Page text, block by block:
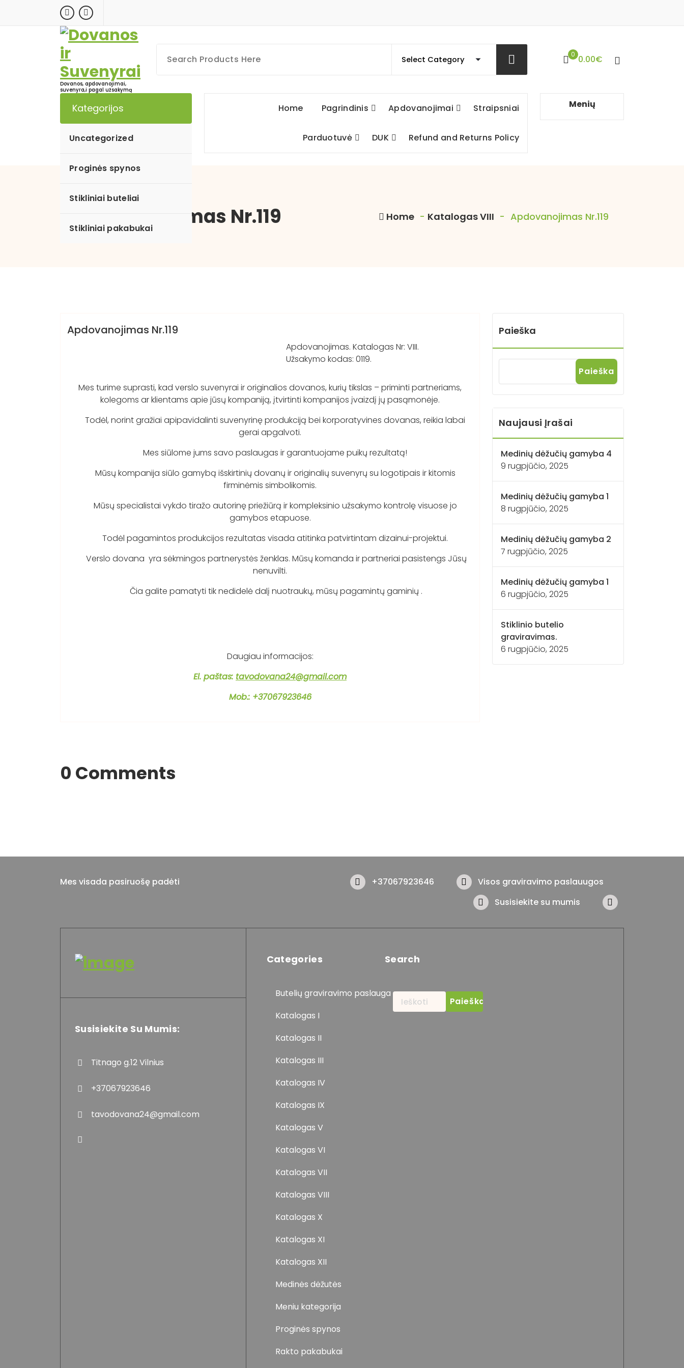
Dovanos, apdovanojimai,
suvenyra,i pagal užsakymą
0 0.00€
Kategorijos
Uncategorized
Proginės spynos
Stikliniai buteliai
Stikliniai pakabukai
Home Pagrindinis Apdovanojimai Straipsniai
Parduotuvė DUK Refund and Returns Policy
Menių
Apdovanojimas Nr.119 Home - Katalogas VIII - Apdovanojimas Nr.119
Katalogas VIII
Apdovanojimas Nr.119
Apdovanojimas. Katalogas Nr: VIII.
Užsakymo kodas: 0119.
Mes turime suprasti, kad verslo suvenyrai ir originalios dovanos, kurių tikslas – priminti partneriams,
kolegoms ar klientams apie jūsų kompaniją, įtvirtinti kompanijos įvaizdį jų pasąmonėje.
Todėl, norint gražiai apipavidalinti suvenyrinę produkciją bei korporatyvines dovanas, reikia labai
gerai apgalvoti.
Mes siūlome jums savo paslaugas ir garantuojame puikų rezultatą!
Mūsų kompanija siūlo gamybą išskirtinių dovanų ir originalių suvenyrų su logotipais ir kitomis
firminėmis simbolikomis.
Mūsų specialistai vykdo tiražo autorinę priežiūrą ir kompleksinio užsakymo kontrolę visuose jo
gamybos etapuose.
Todėl pagamintos produkcijos rezultatas visada atitinka patvirtintam dizainui-projektui.
Verslo dovana yra sėkmingos partnerystės ženklas. Mūsų komanda ir partneriai pasistengs Jūsų
nenuvilti.
Čia galite pamatyti tik nedidelė dalį nuotraukų, mūsų pagamintų gaminių .
Daugiau informacijos:
El. paštas: tavodovana24@gmail.com
Mob.: +37067923646
0 Comments
Paieška
Paieška
Naujausi Įrašai
Medinių dėžučių gamyba 4
9 rugpjūčio, 2025
Medinių dėžučių gamyba 1
8 rugpjūčio, 2025
Medinių dėžučių gamyba 2
7 rugpjūčio, 2025
Medinių dėžučių gamyba 1
6 rugpjūčio, 2025
Stiklinio butelio
graviravimas.
6 rugpjūčio, 2025
Mes visada pasiruošę padėti +37067923646
Visos graviravimo paslauugos
Susisiekite su mumis
Susisiekite Su Mumis:
Titnago g.12 Vilnius
+37067923646
tavodovana24@gmail.com
Categories
Butelių graviravimo paslauga
Katalogas I
Katalogas II
Katalogas III
Katalogas IV
Katalogas IX
Katalogas V
Katalogas VI
Katalogas VII
Katalogas VIII
Katalogas X
Katalogas XI
Katalogas XII
Medinės dėžutės
Meniu kategorija
Proginės spynos
Rakto pakabukai
Search
Ieškoti: